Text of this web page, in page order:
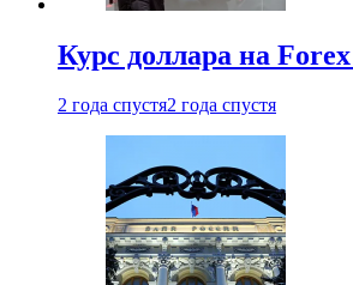
Курс доллара на
2 года спустя2 года спустя